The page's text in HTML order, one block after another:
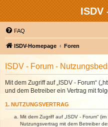
ISDV
FAQ
ISDV-Homepage Foren
ISDV - Forum -
Mit dem Zugriff auf „ISDV - Forum“
und dem Betreiber ein Vertrag mit
1. NUTZUNGSVERTRAG
Mit dem Zugriff auf „ISDV - Forum“
Nutzungsvertrag mit dem Betreiber